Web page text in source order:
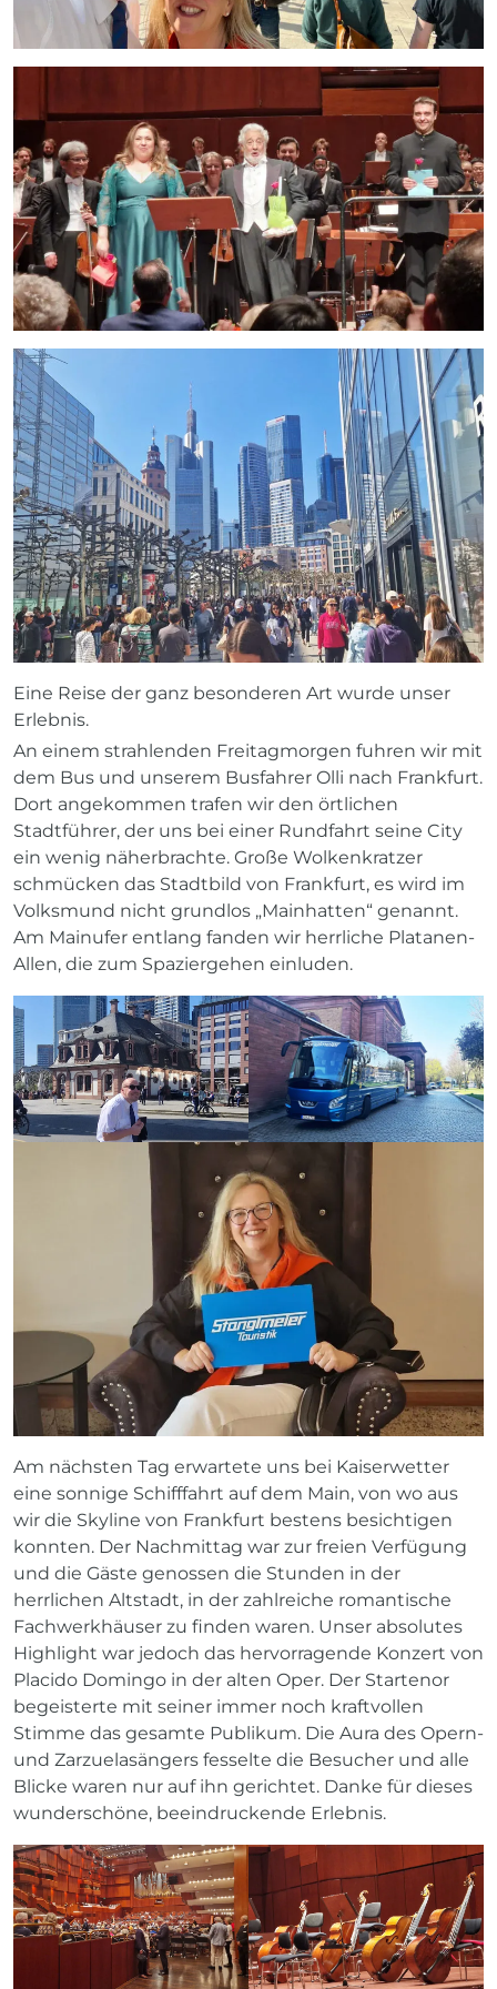
Eine Reise der ganz besonderen Art wurde unser
Erlebnis.
An einem strahlenden Freitagmorgen fuhren wir mit
dem Bus und unserem Busfahrer Olli nach Frankfurt.
Dort angekommen trafen wir den örtlichen
Stadtführer, der uns bei einer Rundfahrt seine City
ein wenig näherbrachte. Große Wolkenkratzer
schmücken das Stadtbild von Frankfurt, es wird im
Volksmund nicht grundlos „Mainhatten“ genannt.
Am Mainufer entlang fanden wir herrliche Platanen-
Allen, die zum Spaziergehen einluden.
Am nächsten Tag erwartete uns bei Kaiserwetter
eine sonnige Schifffahrt auf dem Main, von wo aus
wir die Skyline von Frankfurt bestens besichtigen
konnten. Der Nachmittag war zur freien Verfügung
und die Gäste genossen die Stunden in der
herrlichen Altstadt, in der zahlreiche romantische
Fachwerkhäuser zu finden waren. Unser absolutes
Highlight war jedoch das hervorragende Konzert von
Placido Domingo in der alten Oper. Der Startenor
begeisterte mit seiner immer noch kraftvollen
Stimme das gesamte Publikum. Die Aura des Opern-
und Zarzuelasängers fesselte die Besucher und alle
Blicke waren nur auf ihn gerichtet. Danke für dieses
wunderschöne, beeindruckende Erlebnis.